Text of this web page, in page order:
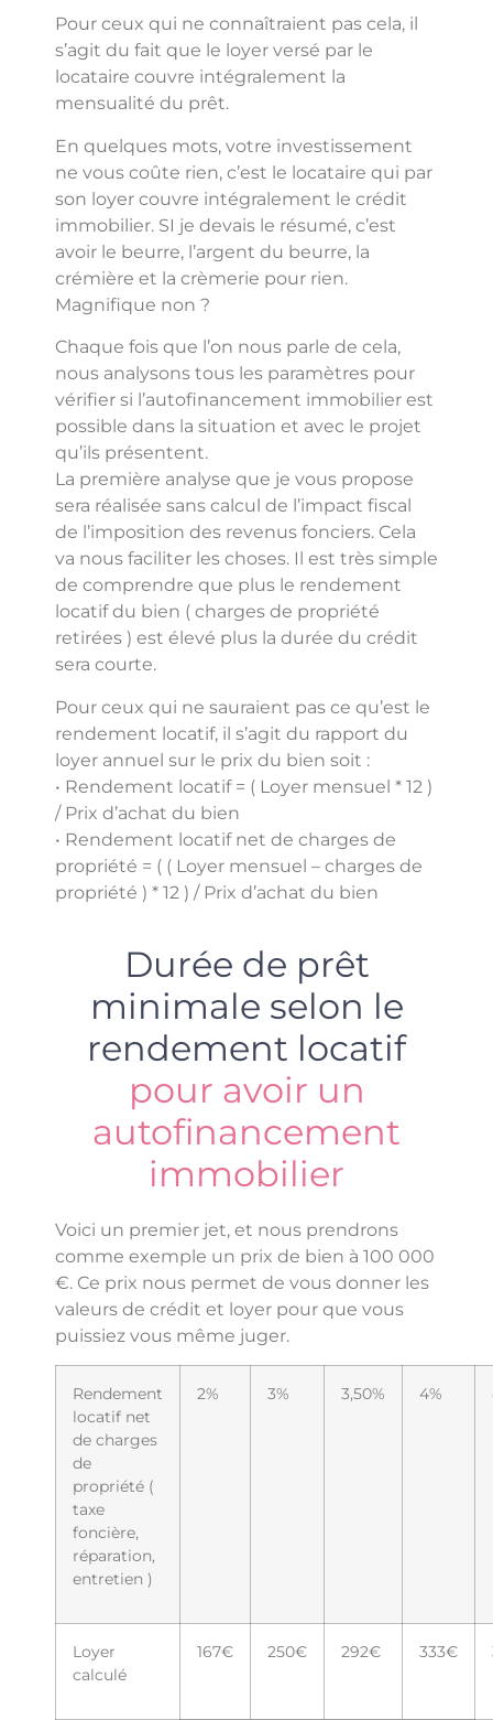
Pour ceux qui ne connaîtraient pas cela, il
s’agit du fait que le loyer versé par le
locataire couvre intégralement la
mensualité du prêt.
En quelques mots, votre investissement
ne vous coûte rien, c’est le locataire qui par
son loyer couvre intégralement le crédit
immobilier. SI je devais le résumé, c’est
avoir le beurre, l’argent du beurre, la
crémière et la crèmerie pour rien.
Magnifique non ?
Chaque fois que l’on nous parle de cela,
nous analysons tous les paramètres pour
vérifier si l’autofinancement immobilier est
possible dans la situation et avec le projet
qu’ils présentent.
La première analyse que je vous propose
sera réalisée sans calcul de l’impact fiscal
de l’imposition des revenus fonciers. Cela
va nous faciliter les choses. Il est très simple
de comprendre que plus le rendement
locatif du bien ( charges de propriété
retirées ) est élevé plus la durée du crédit
sera courte.
Pour ceux qui ne sauraient pas ce qu’est le
rendement locatif, il s’agit du rapport du
loyer annuel sur le prix du bien soit :
• Rendement locatif = ( Loyer mensuel * 12 )
/ Prix d’achat du bien
• Rendement locatif net de charges de
propriété = ( ( Loyer mensuel – charges de
propriété ) * 12 ) / Prix d’achat du bien
Durée de prêt
minimale selon le
rendement locatif
pour avoir un
autofinancement
immobilier
Voici un premier jet, et nous prendrons
comme exemple un prix de bien à 100 000
€. Ce prix nous permet de vous donner les
valeurs de crédit et loyer pour que vous
puissiez vous même juger.
Rendement
locatif net
de charges
de
propriété (
taxe
foncière,
réparation,
entretien )
2% 3% 3,50% 4%
Loyer
calculé
167€ 250€ 292€ 333€